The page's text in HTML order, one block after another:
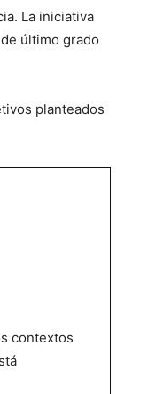
La iniciativa
último grado
planteados
contextos